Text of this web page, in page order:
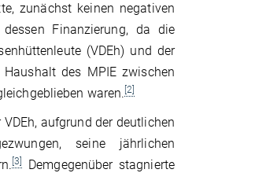
zunächst keinen negativen
Finanzierung, da die
(VDEh) und der
des MPIE zwischen
waren. [2]
aufgrund der deutlichen
seine jährlichen
[3]
Demgegenüber stagnierte